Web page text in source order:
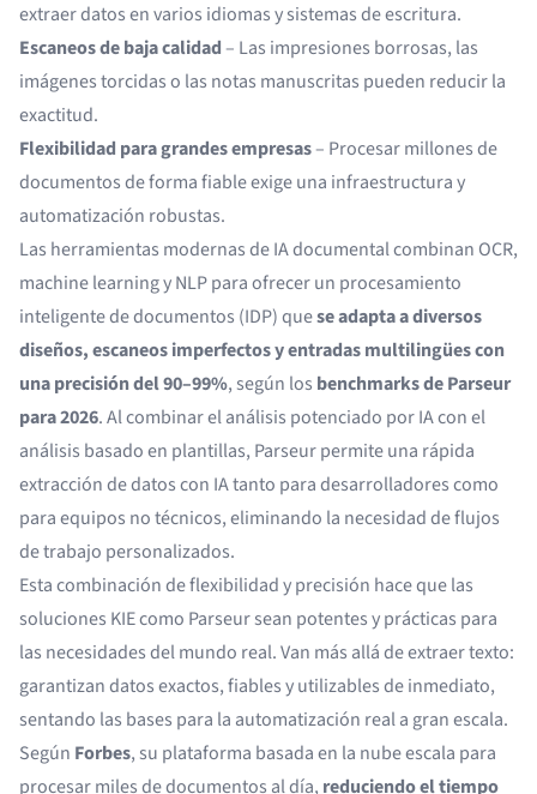
extraer datos en varios idiomas y sistemas de escritura.
Escaneos de baja calidad– Las impresiones borrosas, las
imágenes torcidas o las notas manuscritas pueden reducir la
exactitud.
Flexibilidad para grandes empresas– Procesar millones de
documentos de forma fiable exige una infraestructura y
automatización robustas.
Las herramientas modernas de IA documental combinan OCR,
machine learning y NLP para ofrecer un procesamiento
inteligente de documentos (IDP) quese adapta a diversos
diseños, escaneos imperfectos y entradas multilingües con
una precisión del 90–99%, según los benchmarks de Parseur
para 2026. Al combinar el análisis potenciado por IA con el
análisis basado en plantillas, Parseur permite una rápida
extracción de datos con IA tanto para desarrolladores como
para equipos no técnicos, eliminando la necesidad de flujos
de trabajo personalizados.
Esta combinación de flexibilidad y precisión hace que las
soluciones KIE como Parseur sean potentes y prácticas para
las necesidades del mundo real. Van más allá de extraer texto:
garantizan datos exactos, fiables y utilizables de inmediato,
sentando las bases para la automatización real a gran escala.
Según Forbes, su plataforma basada en la nube escala para
procesar miles de documentos al día, reduciendo el tiempo